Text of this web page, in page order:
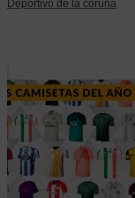
Deportivo de la coruña